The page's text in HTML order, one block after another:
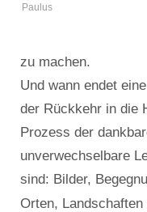
Paulus
zu machen.
Und wann endet
der Rückkehr in die
Prozess der
unverwechselbare
sind: Bilder,
Orten, Landschaften